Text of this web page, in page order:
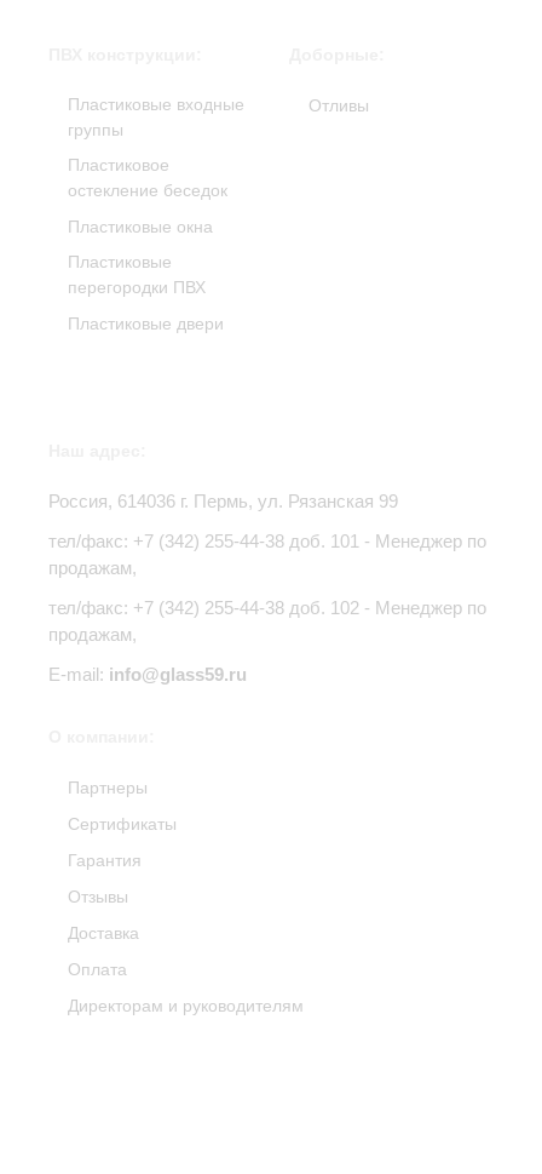
Пластиковые входные
группы
Пластиковое
остекление беседок
Пластиковые окна
Пластиковые
перегородки ПВХ
Пластиковые двери
Отливы
Россия, 614036 г. Пермь, ул. Рязанская 99
тел/факс: +7 (342) 255-44-38 доб. 101 - Менеджер по
продажам,
тел/факс: +7 (342) 255-44-38 доб. 102 - Менеджер по
продажам,
E-mail: info@glass59.ru
Партнеры
Сертификаты
Гарантия
Отзывы
Доставка
Оплата
Директорам и руководителям